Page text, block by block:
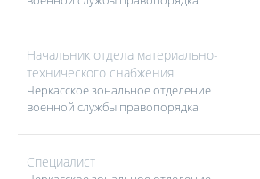
Начальник отдела материально-
технического снабжения
Черкасское зональное отделение
военной службы правопорядка
Специалист